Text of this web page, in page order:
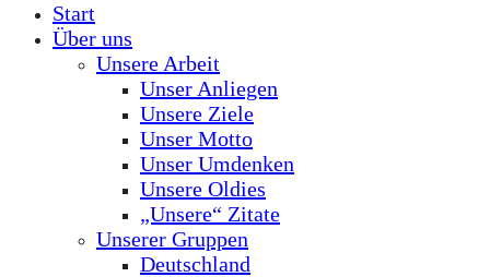
Start
Über uns
Unsere Arbeit
Unser Anliegen
Unsere Ziele
Unser Motto
Unser Umdenken
Unsere Oldies
„Unsere“ Zitate
Unserer Gruppen
Deutschland